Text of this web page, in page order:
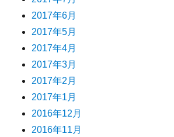
2017年6月
2017年5月
2017年4月
2017年3月
2017年2月
2017年1月
2016年12月
2016年11月